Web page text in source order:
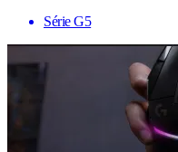
Série G5